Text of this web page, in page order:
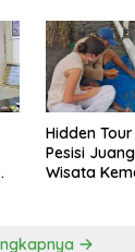
Hidden
Pesisi
Wisata